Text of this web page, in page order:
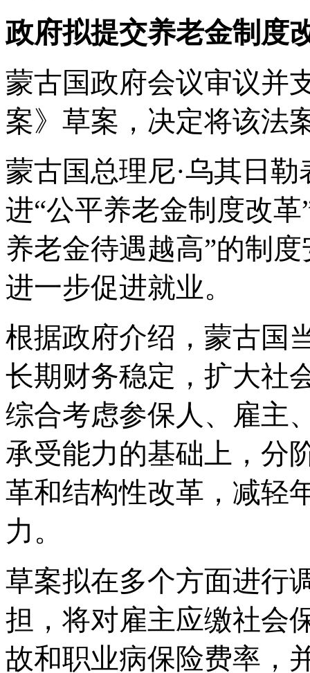
政府拟提交养老金制度
蒙古国政府会议审议并
案》草案，决定将该法
蒙古国总理尼·乌其日
进“公平养老金制度改
养老金待遇越高”的制
进一步促进就业。
根据政府介绍，蒙古国
长期财务稳定，扩大社
综合考虑参保人、雇主
承受能力的基础上，分
革和结构性改革，减轻
力。
草案拟在多个方面进行
担，将对雇主应缴社会
故和职业病保险费率，